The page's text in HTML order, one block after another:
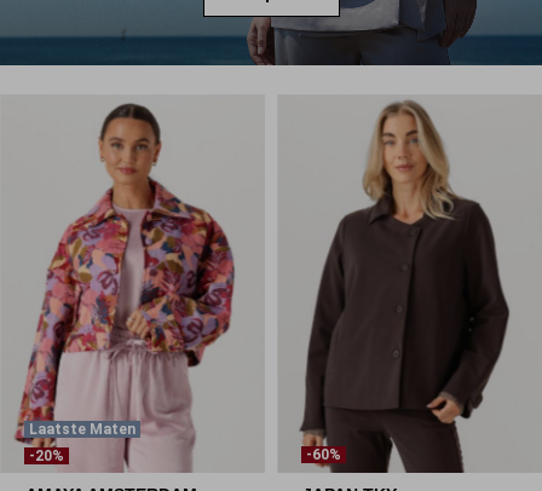
Laatste Maten
-20%
-60%